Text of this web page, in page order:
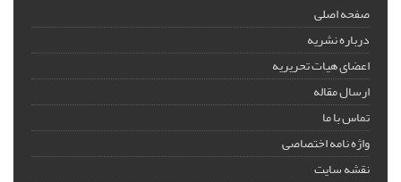
صفحه اصلی
درباره نشریه
اعضای هیات تحریریه
ارسال مقاله
تماس با ما
واژه نامه اختصاصی
نقشه سایت